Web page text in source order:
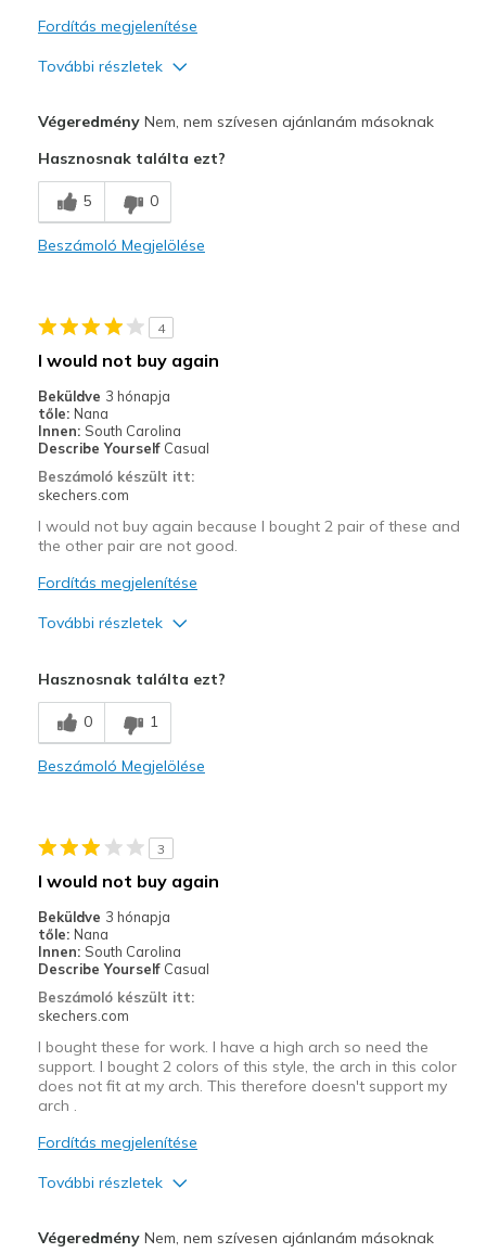
Fordítás megjelenítése
További részletek
Sizing
Feels full size too big
VégeredményNem, nem szívesen ajánlanám másoknak
Hasznosnak találta ezt?
5 0
Beszámoló Megjelölése
4
I would not buy again
Beküldve 3 hónapja
tőle: Nana
Innen: South Carolina
Describe Yourself Casual
Beszámoló készült itt:
skechers.com
I would not buy again because I bought 2 pair of these and
the other pair are not good.
Fordítás megjelenítése
További részletek
Comfortable
Stylish
Poor Cushioning
Casual Wear
Sizing
View On Shoes
Shoes are for Wearing
Hasznosnak találta ezt?
0 1
Beszámoló Megjelölése
3
I would not buy again
Beküldve 3 hónapja
tőle: Nana
Innen: South Carolina
Describe Yourself Casual
Beszámoló készült itt:
skechers.com
I bought these for work. I have a high arch so need the
support. I bought 2 colors of this style, the arch in this color
does not fit at my arch. This therefore doesn't support my
arch .
Fordítás megjelenítése
További részletek
VégeredményNem, nem szívesen ajánlanám másoknak